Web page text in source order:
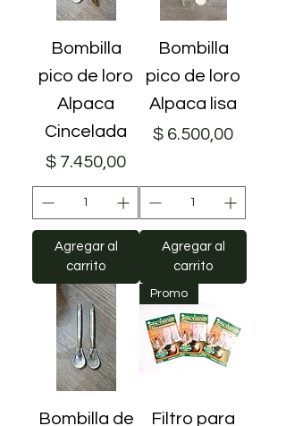
Bombilla
pico de loro
Alpaca
Cincelada
Precio
$ 7.450,00
Agregar al
carrito
Bombilla
pico de loro
Alpaca lisa
Precio
$ 6.500,00
Agregar al
carrito
Bombilla de
Promo
Filtro para